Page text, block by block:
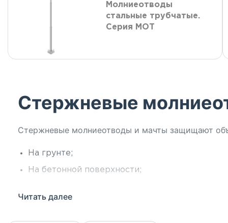
Молниеотводы
стальные трубчатые.
Серия МОТ
Стержневые
Стержневые молниеотводы и мачты защищают
На грунте;
На бетонной поверхности;
На фасаде здания.
Читать далее